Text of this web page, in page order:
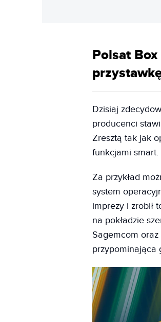
Polsat
Dzisiaj
producenci
Zresztą tak jak
funkcjami smart.
Za przykład
system
imprezy i zrobił
na pokładzie
Sagemcom
przypominająca